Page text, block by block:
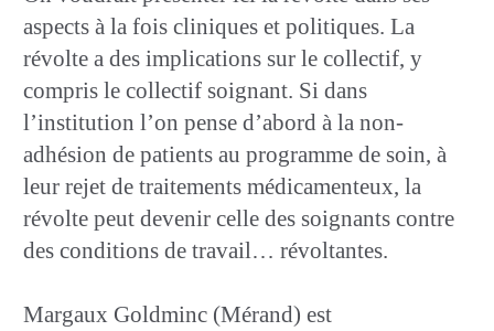
aspects à la fois cliniques et politiques. La
révolte a des implications sur le collectif, y
compris le collectif soignant. Si dans
l’institution l’on pense d’abord à la non-
adhésion de patients au programme de soin, à
leur rejet de traitements médicamenteux, la
révolte peut devenir celle des soignants contre
des conditions de travail… révoltantes.
Margaux Goldminc (Mérand) est